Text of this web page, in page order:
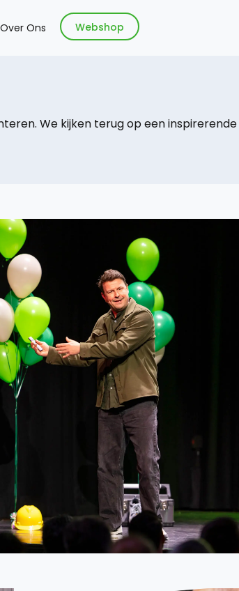
Over Ons Webshop
We kijken terug op een inspirerende